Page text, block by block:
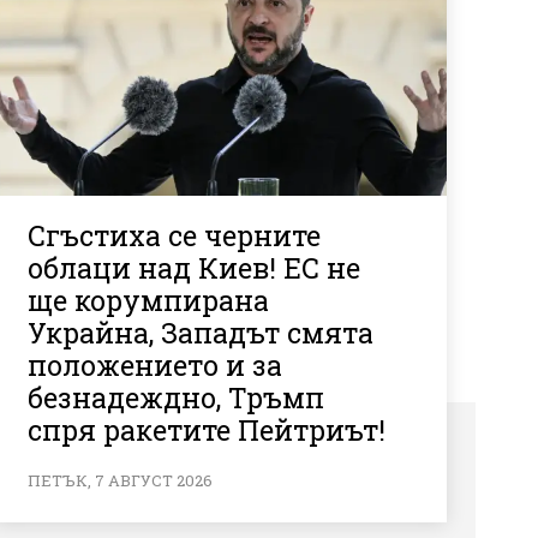
Сгъстиха се черните
облаци над Киев! ЕС не
ще корумпирана
Украйна, Западът смята
положението и за
безнадеждно, Тръмп
спря ракетите Пейтриът!
ПЕТЪК, 7 АВГУСТ 2026